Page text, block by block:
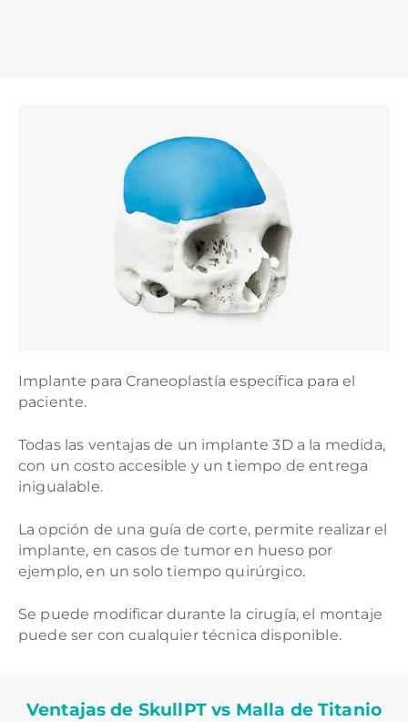
Implante para Craneoplastía específica para el
paciente.
Todas las ventajas de un implante 3D a la medida,
con un costo accesible y un tiempo de entrega
inigualable.
La opción de una guía de corte, permite realizar el
implante, en casos de tumor en hueso por
ejemplo, en un solo tiempo quirúrgico.
Se puede modificar durante la cirugía, el montaje
puede ser con cualquier técnica disponible.
Ventajas de SkullPT vs Malla de Titanio